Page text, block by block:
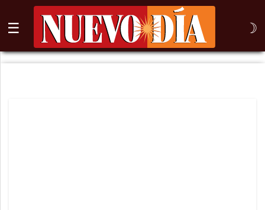
☰ ☽
⌕